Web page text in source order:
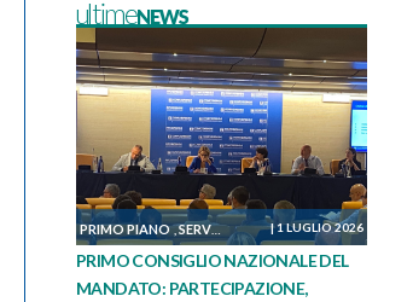
ultimeNEWS
PRIMO PIANO ,SERVIZI, MANUTENZIONI E COSTRUZIONI |1 LUGLIO 2026
PRIMO CONSIGLIO NAZIONALE DEL
MANDATO: PARTECIPAZIONE,